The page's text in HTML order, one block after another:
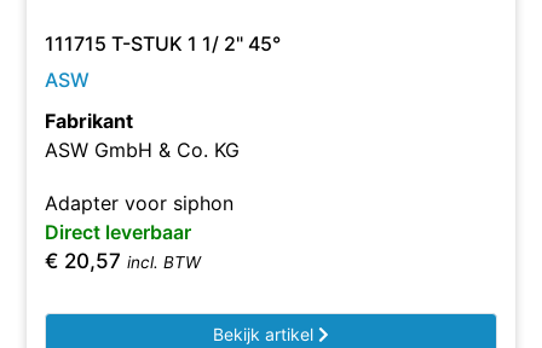
111715 T-STUK 1 1/ 2" 45°
ASW
Fabrikant
ASW GmbH & Co. KG
Adapter voor siphon
Direct leverbaar
€ 20,57 incl. BTW
Bekijk artikel